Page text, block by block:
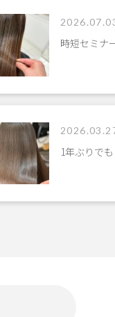
時短セミナ
1年ぶりで